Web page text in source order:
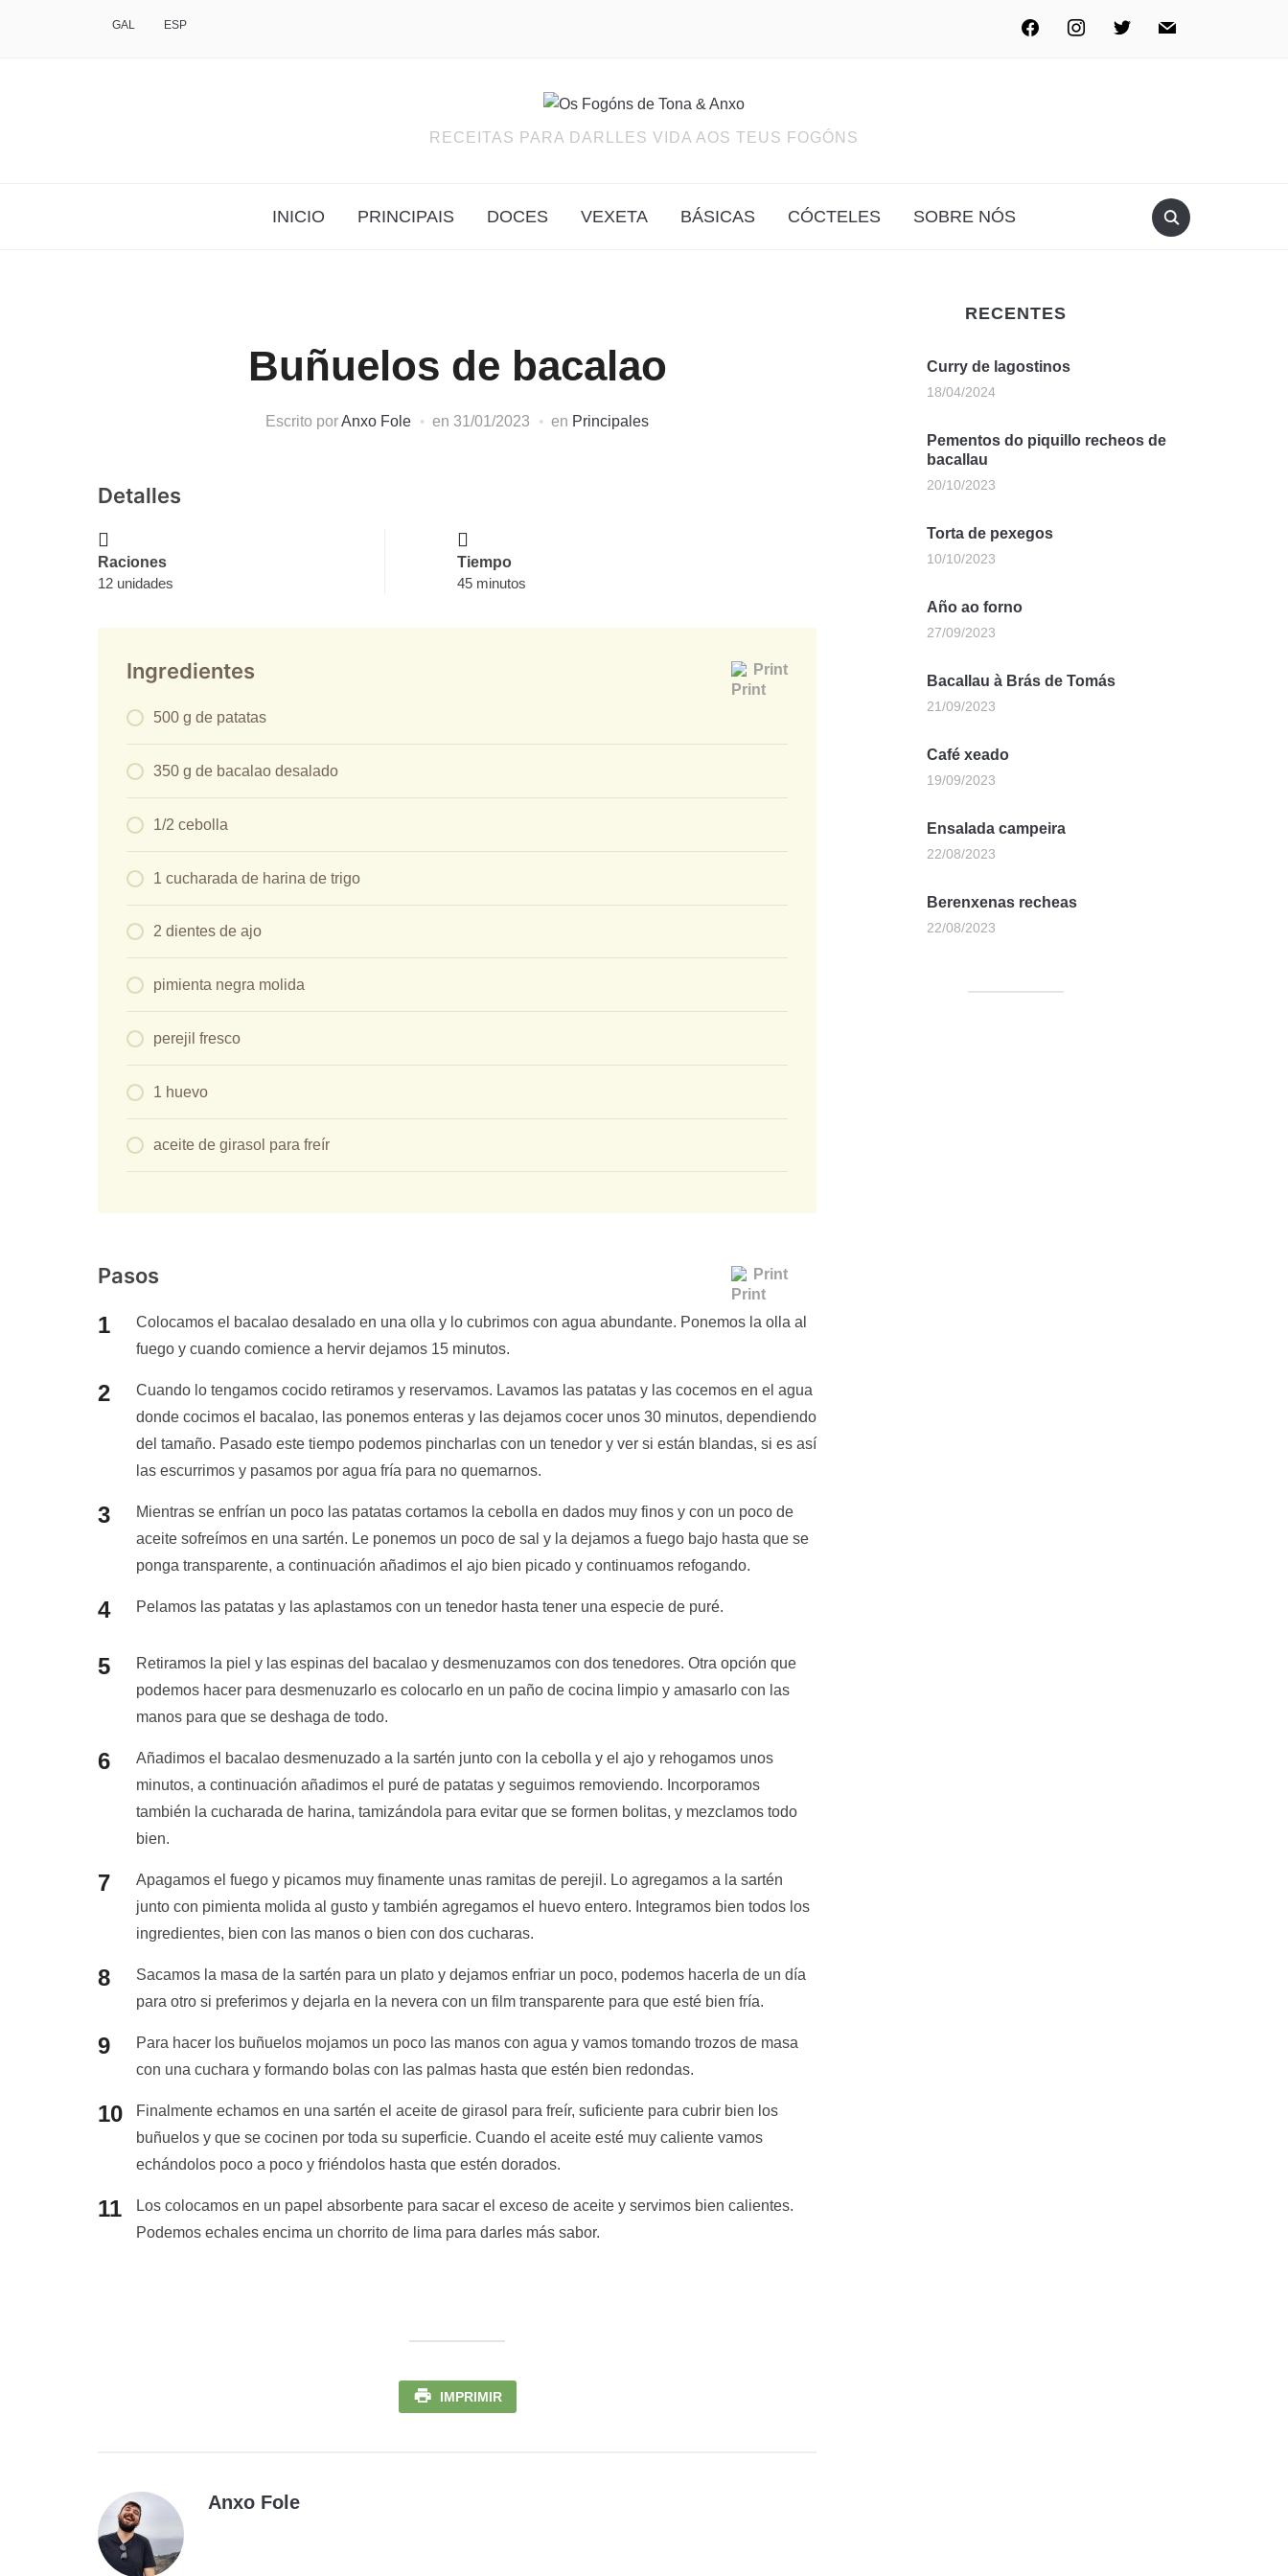
GAL ESP
RECEITAS PARA DARLLES VIDA AOS TEUS FOGÓNS
INICIO PRINCIPAIS DOCES VEXETA BÁSICAS CÓCTELES SOBRE NÓS
Buñuelos de bacalao
Escrito porAnxo Fole en 31/01/2023 en Principales
Detalles
Raciones
12 unidades
Tiempo
45 minutos
Print
Ingredientes
500 g de patatas
350 g de bacalao desalado
1/2 cebolla
1 cucharada de harina de trigo
2 dientes de ajo
pimienta negra molida
perejil fresco
1 huevo
aceite de girasol para freír
Print
Pasos
Colocamos el bacalao desalado en una olla y lo cubrimos con agua abundante. Ponemos la olla al
fuego y cuando comience a hervir dejamos 15 minutos.
Cuando lo tengamos cocido retiramos y reservamos. Lavamos las patatas y las cocemos en el agua
donde cocimos el bacalao, las ponemos enteras y las dejamos cocer unos 30 minutos, dependiendo
del tamaño. Pasado este tiempo podemos pincharlas con un tenedor y ver si están blandas, si es así
las escurrimos y pasamos por agua fría para no quemarnos.
Mientras se enfrían un poco las patatas cortamos la cebolla en dados muy finos y con un poco de
aceite sofreímos en una sartén. Le ponemos un poco de sal y la dejamos a fuego bajo hasta que se
ponga transparente, a continuación añadimos el ajo bien picado y continuamos refogando.
Pelamos las patatas y las aplastamos con un tenedor hasta tener una especie de puré.
Retiramos la piel y las espinas del bacalao y desmenuzamos con dos tenedores. Otra opción que
podemos hacer para desmenuzarlo es colocarlo en un paño de cocina limpio y amasarlo con las
manos para que se deshaga de todo.
Añadimos el bacalao desmenuzado a la sartén junto con la cebolla y el ajo y rehogamos unos
minutos, a continuación añadimos el puré de patatas y seguimos removiendo. Incorporamos
también la cucharada de harina, tamizándola para evitar que se formen bolitas, y mezclamos todo
bien.
Apagamos el fuego y picamos muy finamente unas ramitas de perejil. Lo agregamos a la sartén
junto con pimienta molida al gusto y también agregamos el huevo entero. Integramos bien todos los
ingredientes, bien con las manos o bien con dos cucharas.
Sacamos la masa de la sartén para un plato y dejamos enfriar un poco, podemos hacerla de un día
para otro si preferimos y dejarla en la nevera con un film transparente para que esté bien fría.
Para hacer los buñuelos mojamos un poco las manos con agua y vamos tomando trozos de masa
con una cuchara y formando bolas con las palmas hasta que estén bien redondas.
Finalmente echamos en una sartén el aceite de girasol para freír, suficiente para cubrir bien los
buñuelos y que se cocinen por toda su superficie. Cuando el aceite esté muy caliente vamos
echándolos poco a poco y friéndolos hasta que estén dorados.
Los colocamos en un papel absorbente para sacar el exceso de aceite y servimos bien calientes.
Podemos echales encima un chorrito de lima para darles más sabor.
IMPRIMIR
Anxo Fole
RECENTES
Curry de lagostinos
18/04/2024
Pementos do piquillo recheos de
bacallau
20/10/2023
Torta de pexegos
10/10/2023
Año ao forno
27/09/2023
Bacallau à Brás de Tomás
21/09/2023
Café xeado
19/09/2023
Ensalada campeira
22/08/2023
Berenxenas recheas
22/08/2023